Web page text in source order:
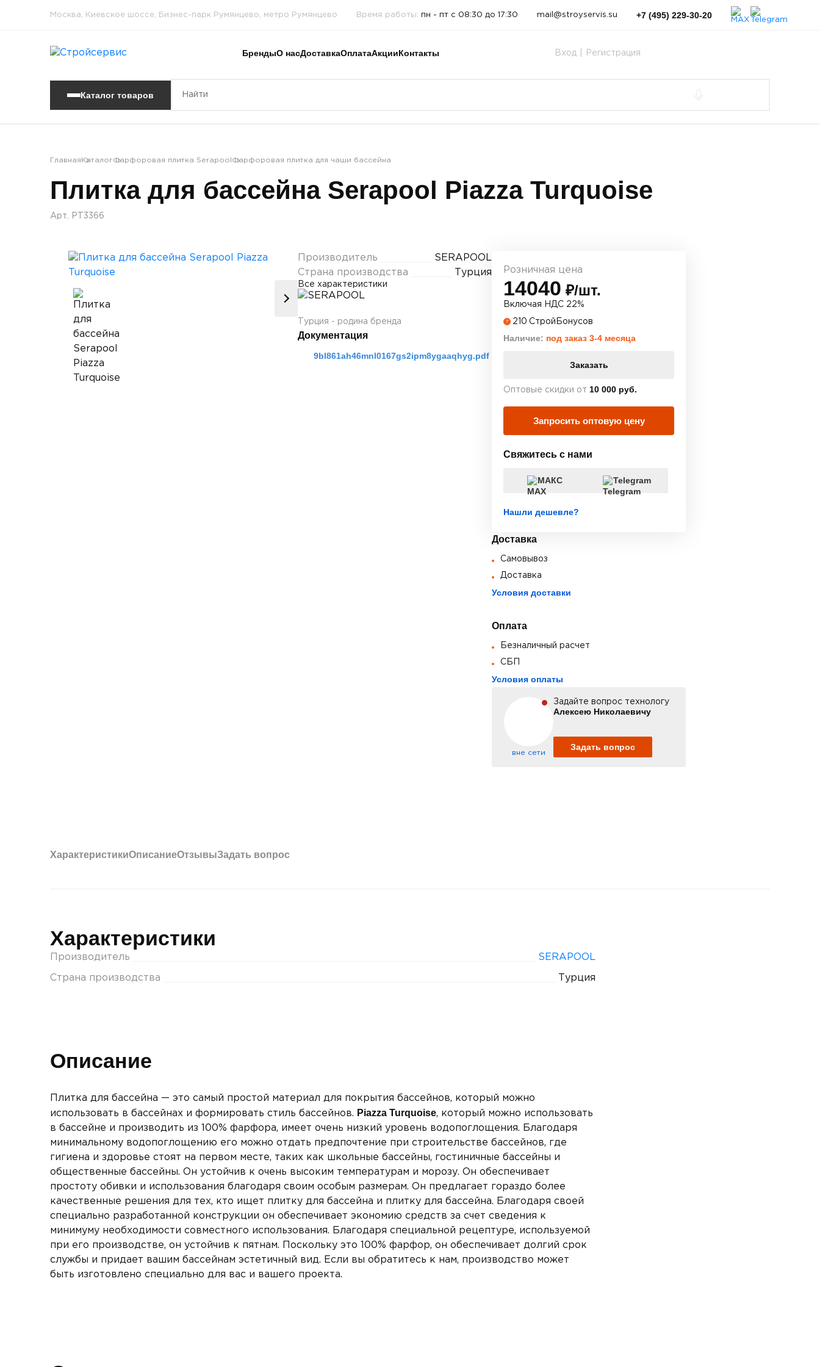
Москва, Киевское шоссе, Бизнес-парк Румянцево, метро Румянцево Время работы: пн - пт с 08:30 до 17:30 mail@stroyservis.su +7 (495) 229-30-20
БрендыО насДоставкаОплатаАкцииКонтакты Вход Регистрация
Каталог товаров
Главная КаталогФарфоровая плитка Serapool Фарфоровая плитка для чаши бассейна
Плитка для бассейна Serapool Piazza Turquoise
Арт. PT3366
Производитель
SERAPOOL
Страна производства
Турция
Все характеристики
Турция - родина бренда
Документация
9bl861ah46mnl0167gs2ipm8ygaaqhyg.pdf
Розничная цена
14040 ₽/шт.
Включая НДС 22%
? 210 СтройБонусов
Наличие: под заказ 3-4 месяца
Заказать
Оптовые скидки от 10 000 руб.
Запросить оптовую цену
Свяжитесь с нами
МАКС Telegram
Нашли дешевле?
Доставка
Самовывоз
Доставка
Условия доставки
Оплата
Безналичный расчет
СБП
Условия оплаты
вне сети
Задайте вопрос технологу
Алексею Николаевичу
Задать вопрос
ХарактеристикиОписаниеОтзывыЗадать вопрос
Характеристики
Производитель SERAPOOL
Страна производства Турция
Описание
Плитка для бассейна — это самый простой материал для покрытия бассейнов, который можно
использовать в бассейнах и формировать стиль бассейнов. Piazza Turquoise, который можно использовать
в бассейне и производить из 100% фарфора, имеет очень низкий уровень водопоглощения. Благодаря
минимальному водопоглощению его можно отдать предпочтение при строительстве бассейнов, где
гигиена и здоровье стоят на первом месте, таких как школьные бассейны, гостиничные бассейны и
общественные бассейны. Он устойчив к очень высоким температурам и морозу. Он обеспечивает
простоту обивки и использования благодаря своим особым размерам. Он предлагает гораздо более
качественные решения для тех, кто ищет плитку для бассейна и плитку для бассейна. Благодаря своей
специально разработанной конструкции он обеспечивает экономию средств за счет сведения к
минимуму необходимости совместного использования. Благодаря специальной рецептуре, используемой
при его производстве, он устойчив к пятнам. Поскольку это 100% фарфор, он обеспечивает долгий срок
службы и придает вашим бассейнам эстетичный вид. Если вы обратитесь к нам, производство может
быть изготовлено специально для вас и вашего проекта.